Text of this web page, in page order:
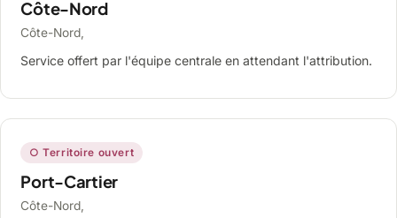
Côte-Nord
Côte-Nord,
Service offert par l'équipe centrale en attendant l'attribution.
○ Territoire ouvert
Port-Cartier
Côte-Nord,